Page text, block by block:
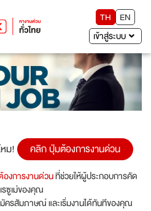
TH
EN
เข้าสู่ระบบ
ม! คลิก ปุ่มต้องการงานด่วน
งการงานด่วนที่ช่วยให้ผู้ประกอบการคัด
รซูเม่ของคุณ
ครสัมภาษณ์ และเริ่มงานได้ทันทีของคุณ